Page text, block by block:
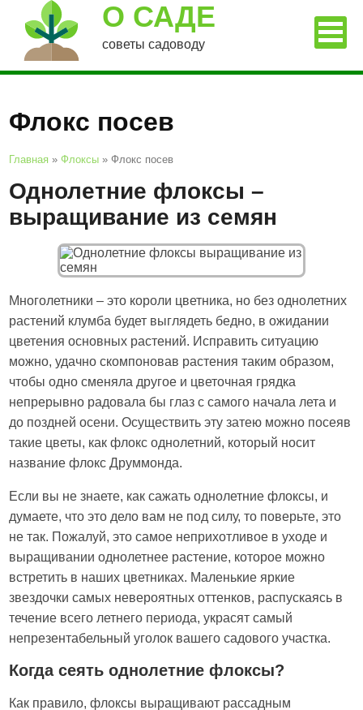
О САДЕ
советы садоводу
Флокс посев
Главная »Флоксы »Флокс посев
Однолетние флоксы –
выращивание из семян
Многолетники – это короли цветника, но без однолетних
растений клумба будет выглядеть бедно, в ожидании
цветения основных растений. Исправить ситуацию
можно, удачно скомпоновав растения таким образом,
чтобы одно сменяла другое и цветочная грядка
непрерывно радовала бы глаз с самого начала лета и
до поздней осени. Осуществить эту затею можно посеяв
такие цветы, как флокс однолетний, который носит
название флокс Друммонда.
Если вы не знаете, как сажать однолетние флоксы, и
думаете, что это дело вам не под силу, то поверьте, это
не так. Пожалуй, это самое неприхотливое в уходе и
выращивании однолетнее растение, которое можно
встретить в наших цветниках. Маленькие яркие
звездочки самых невероятных оттенков, распускаясь в
течение всего летнего периода, украсят самый
непрезентабельный уголок вашего садового участка.
Когда сеять однолетние флоксы?
Как правило, флоксы выращивают рассадным